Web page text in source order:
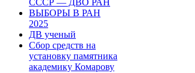
СССР — ДВО РАН
ВЫБОРЫ В РАН
2025
ДВ ученый
Сбор средств на
установку памятника
академику Комарову